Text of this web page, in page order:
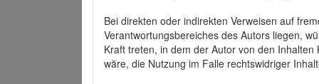
Bei direkten oder indirekten Verweisen auf
Verantwortungsbereiches des Autors liegen,
Kraft treten, in dem der Autor von den
wäre, die Nutzung im Falle rechtswidriger